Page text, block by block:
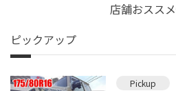
店舗おスス
ピックアップ
Pickup